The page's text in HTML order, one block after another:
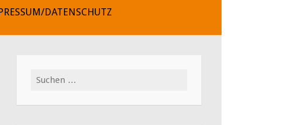
DATENSCHUTZ
Suchen